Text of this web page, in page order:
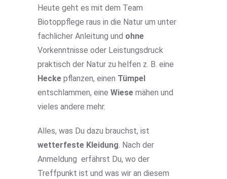
Heute geht es mit dem Team
Biotoppflege raus in die Natur um unter
fachlicher Anleitung und ohne
Vorkenntnisse oder Leistungsdruck
praktisch der Natur zu helfen z. B. eine
Hecke pflanzen, einen Tümpel
entschlammen, eine Wiese mähen und
vieles andere mehr.
Alles, was Du dazu brauchst, ist
wetterfeste Kleidung. Nach der
Anmeldung erfährst Du, wo der
Treffpunkt ist und was wir an diesem